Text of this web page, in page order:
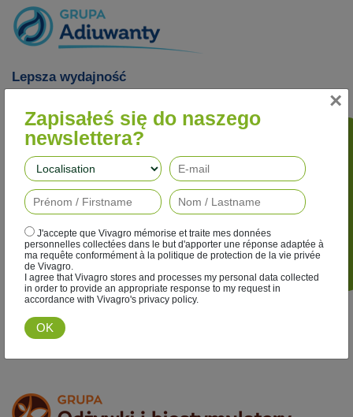
Lepsza wydajność
herbicydów, fungicydów, insektycydów i regulatorów wzrostu,
jednocześnie ograniczając ich wpływ na środowisko.
Odkryj tą grupę
×
Zapisałeś się do naszego
newslettera?
J'accepte que Vivagro mémorise et traite mes données
personnelles collectées dans le but d'apporter une réponse adaptée à
ma requête conformément à la politique de protection de la vie privée
de Vivagro.
I agree that Vivagro stores and processes my personal data collected
in order to provide an appropriate response to my request in
accordance with Vivagro's privacy policy.